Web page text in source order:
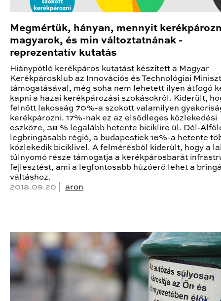
Megmértük, hányan, mennyit
magyarok, és min változtatnának -
reprezentatív kutatás
Hiánypótló kerékpáros kutatást készített a Magyar
Kerékpárosklub az Innovációs és Technológiai
támogatásával, még soha nem lehetett ilyen átfogó
kapni a hazai kerékpározási szokásokról. Kiderült,
felnőtt lakosság 70%-a szokott valamilyen
kerékpározni. 17%-nak ez az elsődleges közlekedési
eszköze, 38 % legalább hetente biciklire ül. Dél-
legbringásabb régió, a budapestiek 16%-a hetente
közlekedik biciklivel. A felmérésből kiderült, hogy a
túlnyomó része támogatja a kerékpárosbarát
fejlesztést, ami a legfontosabb húzóerő lehet a
váltáshoz.
2018.09.20 | aron